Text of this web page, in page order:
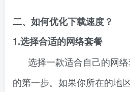
二、如何优化下载速度？
1.选择合适的网络套餐
选择一款适合自己的网
的第一步。如果你所在的地